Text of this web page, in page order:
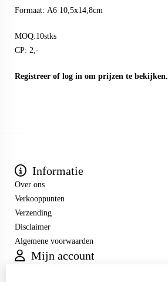
Formaat: A6 10,5x14,8cm
MOQ:10stks
CP: 2,-
Registreer of log in om prijzen te bekijken.
Informatie
Over ons
Verkooppunten
Verzending
Disclaimer
Algemene voorwaarden
Mijn account